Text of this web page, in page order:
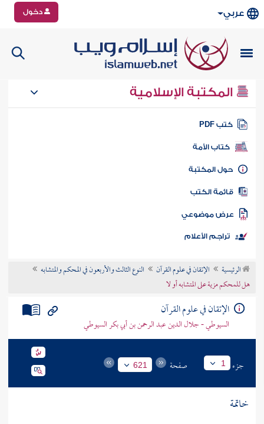
عربي دخول
المكتبة الإسلامية
كتب PDF
كتاب الأمة
المكتبة
الكتب
موضوعي
تراجم الأعلام
الرئيسية الإتقان في علوم القرآن
النوع الثالث والأربعون في المحكم والمتشابه
هل للمحكم مزية على المتشابه أو لا
الإتقان في علوم القرآن
السيوطي - جلال الدين عبد الرحمن بن أبي بكر السيوطي
جزء 1 صفحة 621
خاتمة